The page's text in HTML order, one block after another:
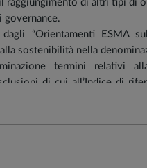
raggiungimento di altri tipi di
governance.
“Orientamenti ESMA
sostenibilità nella
termini relativi
di cui all’Indice di
o cum warrant nel limite del